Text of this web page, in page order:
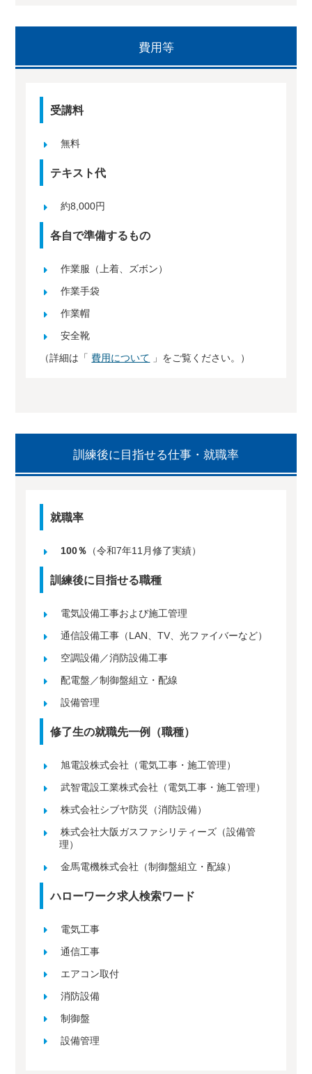
費用等
受講料
無料
テキスト代
約8,000円
各自で準備するもの
作業服（上着、ズボン）
作業手袋
作業帽
安全靴
（詳細は「 費用について 」をご覧ください。）
訓練後に目指せる仕事・就職率
就職率
100％ （令和7年11月修了実績）
訓練後に目指せる職種
電気設備工事および施工管理
通信設備工事（LAN、TV、光ファイバーなど）
空調設備／消防設備工事
配電盤／制御盤組立・配線
設備管理
修了生の就職先一例（職種）
旭電設株式会社（電気工事・施工管理）
武智電設工業株式会社（電気工事・施工管理）
株式会社シブヤ防災（消防設備）
株式会社大阪ガスファシリティーズ（設備管
理）
金馬電機株式会社（制御盤組立・配線）
ハローワーク求人検索ワード
電気工事
通信工事
エアコン取付
消防設備
制御盤
設備管理